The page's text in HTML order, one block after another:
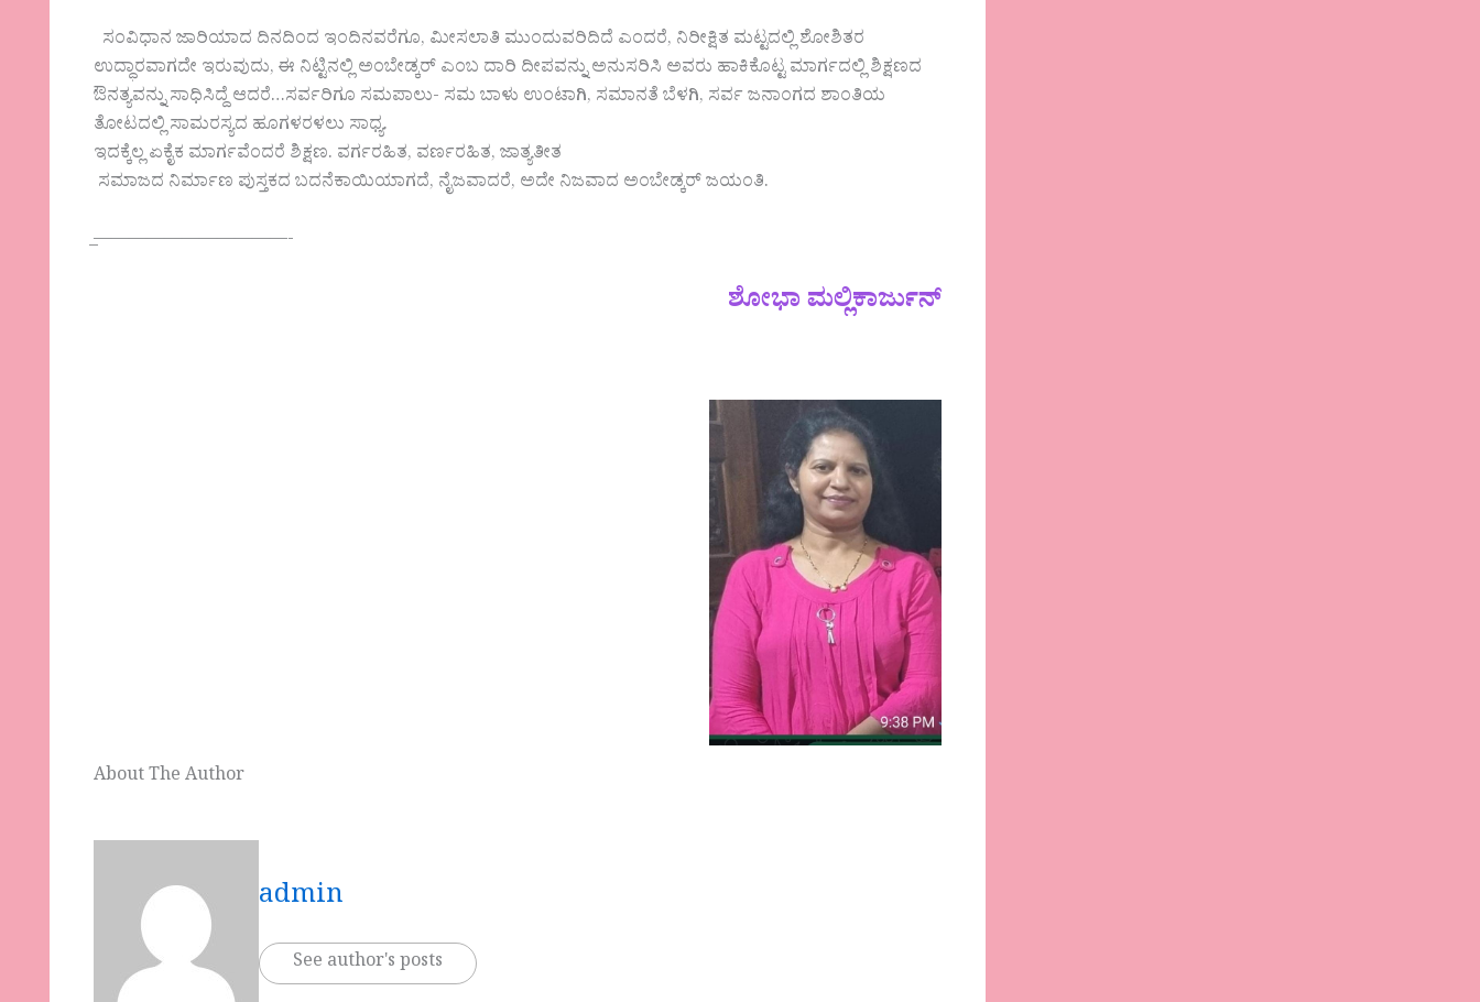
ಸಂವಿಧಾನ ಜಾರಿಯಾದ ದಿನದಿಂದ ಇಂದಿನವರೆಗೂ, ಮೀಸಲಾತಿ ಮುಂದುವರಿದಿದೆ ಎಂದರೆ, ನಿರೀಕ್ಷಿತ ಮಟ್ಟದಲ್ಲಿ ಶೋಶಿತರ
ಉದ್ಧಾರವಾಗದೇ ಇರುವುದು, ಈ ನಿಟ್ಟಿನಲ್ಲಿ ಅಂಬೇಡ್ಕರ್ ಎಂಬ ದಾರಿ ದೀಪವನ್ನು ಅನುಸರಿಸಿ ಅವರು ಹಾಕಿಕೊಟ್ಟ ಮಾರ್ಗದಲ್ಲಿ ಶಿಕ್ಷಣದ
ಔನತ್ಯವನ್ನು ಸಾಧಿಸಿದ್ದೆ ಆದರೆ…ಸರ್ವರಿಗೂ ಸಮಪಾಲು- ಸಮ ಬಾಳು ಉಂಟಾಗಿ, ಸಮಾನತೆ ಬೆಳಗಿ, ಸರ್ವ ಜನಾಂಗದ ಶಾಂತಿಯ
ತೋಟದಲ್ಲಿ ಸಾಮರಸ್ಯದ ಹೂಗಳರಳಲು ಸಾಧ್ಯ.
ಇದಕ್ಕೆಲ್ಲ ಏಕೈಕ ಮಾರ್ಗವೆಂದರೆ ಶಿಕ್ಷಣ. ವರ್ಗರಹಿತ, ವರ್ಣರಹಿತ, ಜಾತ್ಯತೀತ
ಸಮಾಜದ ನಿರ್ಮಾಣ ಪುಸ್ತಕದ ಬದನೆಕಾಯಿಯಾಗದೆ, ನೈಜವಾದರೆ, ಅದೇ ನಿಜವಾದ ಅಂಬೇಡ್ಕರ್ ಜಯಂತಿ.
̲———————————-
ಶೋಭಾ ಮಲ್ಲಿಕಾರ್ಜುನ್
About The Author
admin
See author's posts